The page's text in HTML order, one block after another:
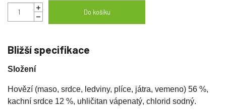
Do košíku
Bližší specifikace
Složení
Hovězí (maso, srdce, ledviny, plíce, játra, vemeno) 56 %,
kachní srdce 12 %, uhličitan vápenatý, chlorid sodný.